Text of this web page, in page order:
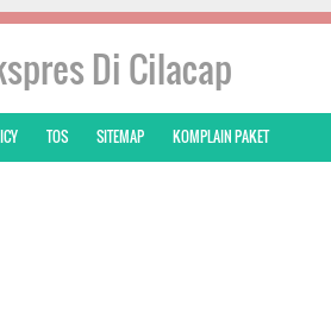
Di Cilacap
TOS SITEMAP KOMPLAIN PAKET